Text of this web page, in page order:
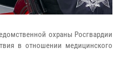
охраны Росгвардии
в отношении медицинского